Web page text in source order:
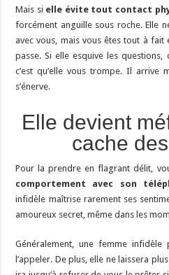
Mais si elle évite tout contact
forcément anguille sous roche. Elle
avec vous, mais vous êtes tout à
passe. Si elle esquive les questions,
c’est qu’elle vous trompe. Il arrive
s’énerve.
Elle devient
cache
Pour la prendre en flagrant délit,
comportement avec son
infidèle maîtrise rarement ses
amoureux secret, même dans les
Généralement, une femme
l’appeler. De plus, elle ne laissera